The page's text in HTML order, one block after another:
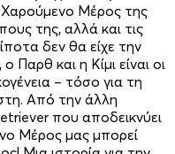
Μέρος της
της, αλλά και τις
δεν θα είχε την
Παρθ και η Κίμι είναι οι
– τόσο για τη
Από την άλλη
που αποδεικνύει
Μέρος μας μπορεί